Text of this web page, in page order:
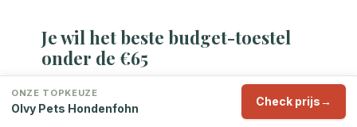
Je wil het beste budget-toestel
onder de €65
DeNexlis 2800W
sluit het overzicht af met goede
prijs-kwaliteit-verhouding.
ONZE TOPKEUZE
Olvy Pets Hondenfohn Check prijs